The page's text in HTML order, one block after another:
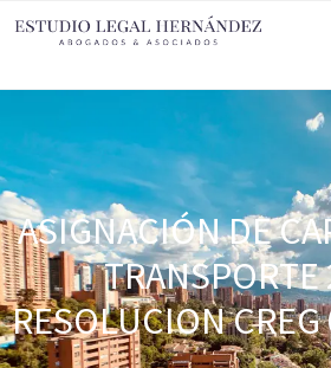
ASIGNACIÓN DE
RESOLUCION